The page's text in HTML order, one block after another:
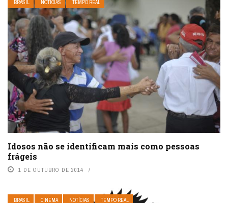
BRASIL NOTÍCIAS TEMPO REAL
Idosos não se identificam mais como pessoas
frágeis
1 DE OUTUBRO DE 2014
BRASIL CINEMA NOTÍCIAS TEMPO REAL